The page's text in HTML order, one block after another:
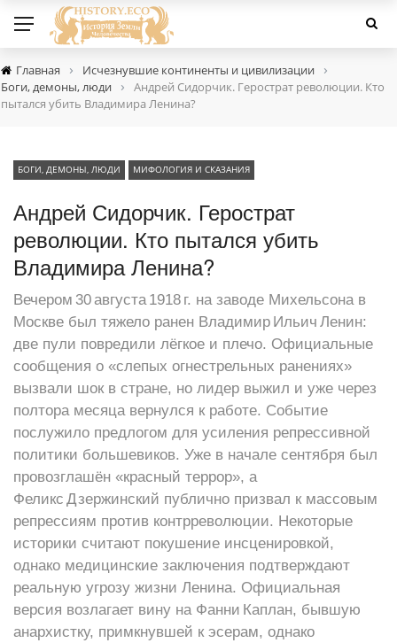
Главная › Исчезнувшие континенты и цивилизации ›
Боги, демоны, люди ›
Андрей Сидорчик. Герострат революции. Кто
пытался убить Владимира Ленина?
БОГИ, ДЕМОНЫ, ЛЮДИ МИФОЛОГИЯ И СКАЗАНИЯ
Андрей Сидорчик. Герострат
революции. Кто пытался убить
Владимира Ленина?
Вечером 30 августа 1918 г. на заводе Михельсона в
Москве был тяжело ранен Владимир Ильич Ленин:
две пули повредили лёгкое и плечо. Официальные
сообщения о «слепых огнестрельных ранениях»
вызвали шок в стране, но лидер выжил и уже через
полтора месяца вернулся к работе. Событие
послужило предлогом для усиления репрессивной
политики большевиков. Уже в начале сентября был
провозглашён «красный террор», а
Феликс Дзержинский публично призвал к массовым
репрессиям против контрреволюции. Некоторые
историки считают покушение инсценировкой,
однако медицинские заключения подтверждают
реальную угрозу жизни Ленина. Официальная
версия возлагает вину на Фанни Каплан, бывшую
анархистку, примкнувшей к эсерам, однако